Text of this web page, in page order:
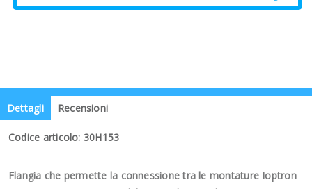
Dettagli Recensioni
Codice articolo: 30H153
Flangia che permette la connessione tra le montature Ioptron